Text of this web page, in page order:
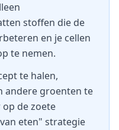
stoffen die de
en je cellen
te nemen.
te halen,
andere groenten te
op de zoete
eten" strategie